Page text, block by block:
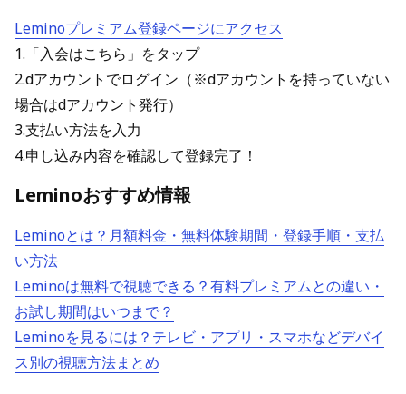
Leminoプレミアム登録ページにアクセス
1.「入会はこちら」をタップ
2.dアカウントでログイン（※dアカウントを持っていない
場合はdアカウント発行）
3.支払い方法を入力
4.申し込み内容を確認して登録完了！
Leminoおすすめ情報
Leminoとは？月額料金・無料体験期間・登録手順・支払
い方法
Leminoは無料で視聴できる？有料プレミアムとの違い・
お試し期間はいつまで？
Leminoを見るには？テレビ・アプリ・スマホなどデバイ
ス別の視聴方法まとめ